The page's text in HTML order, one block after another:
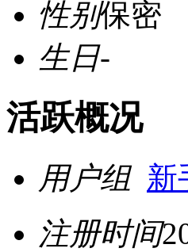
性别保密
生日-
活跃概况
用户组 新
注册时间